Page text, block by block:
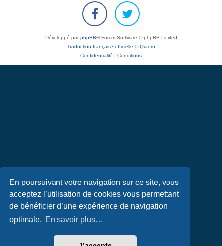
En poursuivant votre navigation sur ce site, vous
acceptez l’utilisation de cookies vous permettant
de bénéficier d’une expérience de navigation
optimale. En savoir plus…
Développé parphpBB® Forum Software © phpBB Limited
Traduction française officielle ©Qiaeru
Confidentialité | Conditions